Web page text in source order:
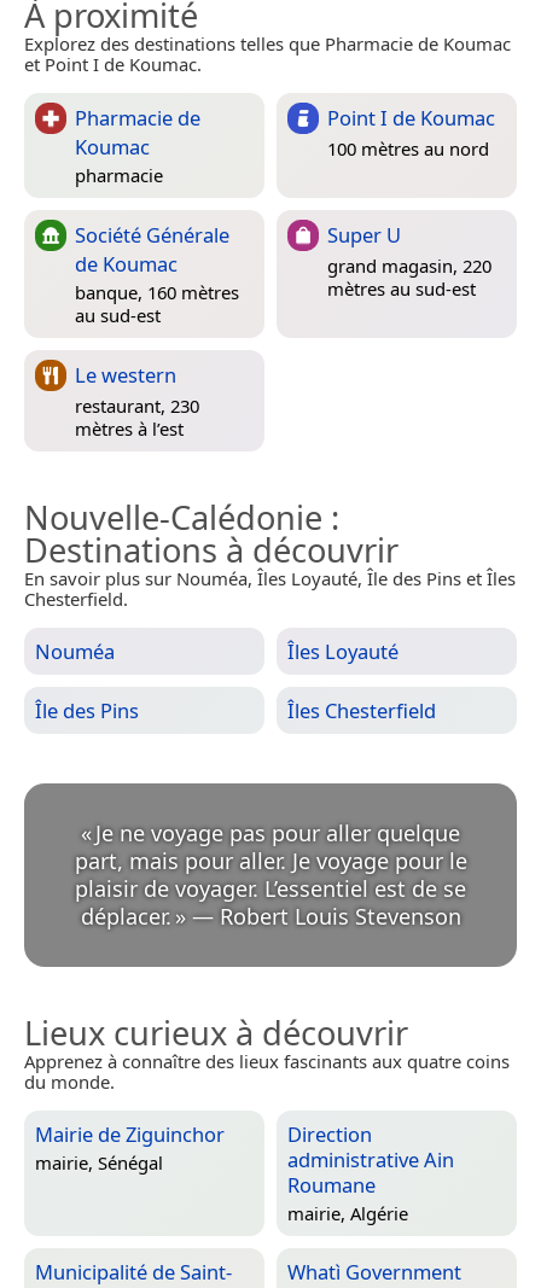
À proximité
Explorez des destinations telles que Pharmacie de Koumac
et Point I de Koumac.
Pharmacie de
Koumac
pharmacie
Point I de Koumac
100 mètres au nord
Société Générale
de Koumac
banque, 160 mètres
au sud-est
Super U
grand magasin, 220
mètres au sud-est
Le western
restaurant, 230
mètres à l’est
Nouvelle-Calédonie :
Destinations à découvrir
En savoir plus sur Nouméa, Îles Loyauté, Île des Pins et Îles
Chesterfield.
Nouméa Îles Loyauté
Île des Pins Îles Chesterfield
«Je ne voyage pas pour aller quelque
part, mais pour aller. Je voyage pour le
plaisir de voyager. L’essentiel est de se
déplacer. » — Robert Louis Stevenson
Lieux curieux à découvrir
Apprenez à connaître des lieux fascinants aux quatre coins
du monde.
Mairie de Ziguinchor
mairie, Sénégal
Direction
administrative Ain
Roumane
mairie, Algérie
Municipalité de Saint-
Whatì Government